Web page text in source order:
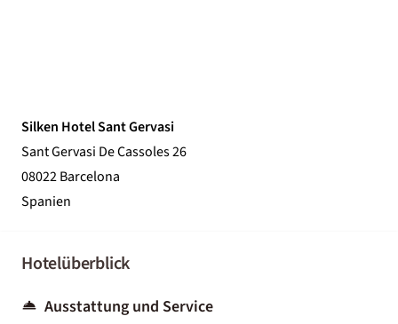
Silken Hotel Sant Gervasi
Sant Gervasi De Cassoles 26
08022 Barcelona
Spanien
Hotelüberblick
Ausstattung und Service